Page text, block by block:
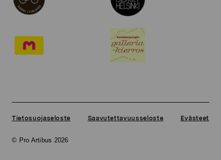
© Pro Artibus 2026
Tietosuojaseloste Saavutettavuusseloste Evästeet